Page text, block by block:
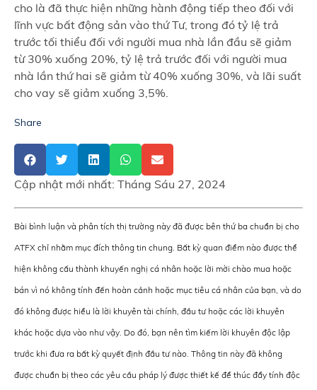
cho là đã thực hiện những hành động tiếp theo đối với
lĩnh vực bất động sản vào thứ Tư, trong đó tỷ lệ trả
trước tối thiểu đối với người mua nhà lần đầu sẽ giảm
từ 30% xuống 20%, tỷ lệ trả trước đối với người mua
nhà lần thứ hai sẽ giảm từ 40% xuống 30%, và lãi suất
cho vay sẽ giảm xuống 3,5%.
Share
Cập nhật mới nhất: Tháng Sáu 27, 2024
Bài bình luận và phân tích thị trường này đã được bên thứ ba chuẩn bị cho
ATFX chỉ nhằm mục đích thông tin chung. Bất kỳ quan điểm nào được thể
hiện không cấu thành khuyến nghị cá nhân hoặc lời mời chào mua hoặc
bán vì nó không tính đến hoàn cảnh hoặc mục tiêu cá nhân của bạn, và do
đó không được hiểu là lời khuyên tài chính, đầu tư hoặc các lời khuyên
khác hoặc dựa vào như vậy. Do đó, bạn nên tìm kiếm lời khuyên độc lập
trước khi đưa ra bất kỳ quyết định đầu tư nào. Thông tin này đã không
được chuẩn bị theo các yêu cầu pháp lý được thiết kế để thúc đẩy tính độc